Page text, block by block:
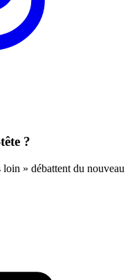
?
» débattent du nouveau